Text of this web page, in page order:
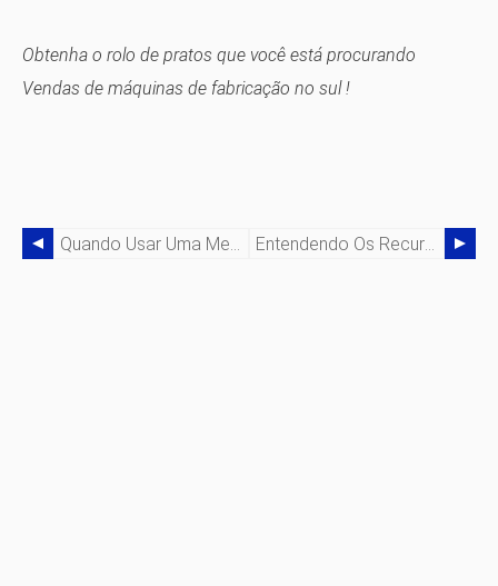
Obtenha o rolo de pratos que você está procurando
Vendas de máquinas de fabricação no sul !
Quando Usar Uma Mesa De Corte A Plasma Entendendo Os Recursos Versáteis Das Máquinas De Ferraria